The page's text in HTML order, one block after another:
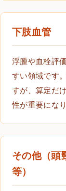
下肢血管
浮腫や血栓評
すい領域です
すが、算定だ
性が重要になり
その他（頭
等）